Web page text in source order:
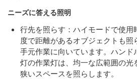
ニーズに答える照明
行先を照らす：ハイモードで使
度で距離があるオブジェクトも
手元作業に向いています。ハン
灯の作業灯は、均一な広範囲の
狭いスペースを照らします。